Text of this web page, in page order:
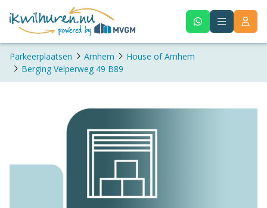
Parkeerplaatsen Arnhem
House of Arnhem
Berging Velperweg 49 B89